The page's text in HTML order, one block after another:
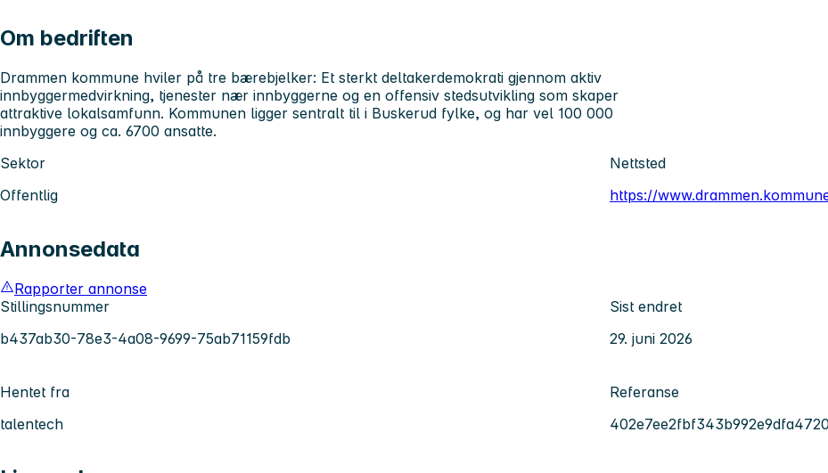
Om bedriften
Drammen kommune hviler på tre bærebjelker: Et sterkt deltakerdemokrati gjennom aktiv
innbyggermedvirkning, tjenester nær innbyggerne og en offensiv stedsutvikling som skaper
attraktive lokalsamfunn. Kommunen ligger sentralt til i Buskerud fylke, og har vel 100 000
innbyggere og ca. 6700 ansatte.
Sektor
Offentlig
Nettsted
https://
Annonsedata
Rapporter annonse
Stillingsnummer
b437ab30-78e3-4a08-9699-75ab71159fdb
Sist endret
29. juni 2026
Hentet fra
talentech
Referanse